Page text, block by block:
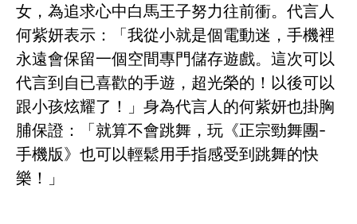
女，為追求心中白馬王子努力往前衝。代言人
何紫妍表示：「我從小就是個電動迷，手機裡
永遠會保留一個空間專門儲存遊戲。這次可以
代言到自已喜歡的手遊，超光榮的！以後可以
跟小孩炫耀了！」身為代言人的何紫妍也掛胸
脯保證：「就算不會跳舞，玩《正宗勁舞團-
手機版》也可以輕鬆用手指感受到跳舞的快
樂！」